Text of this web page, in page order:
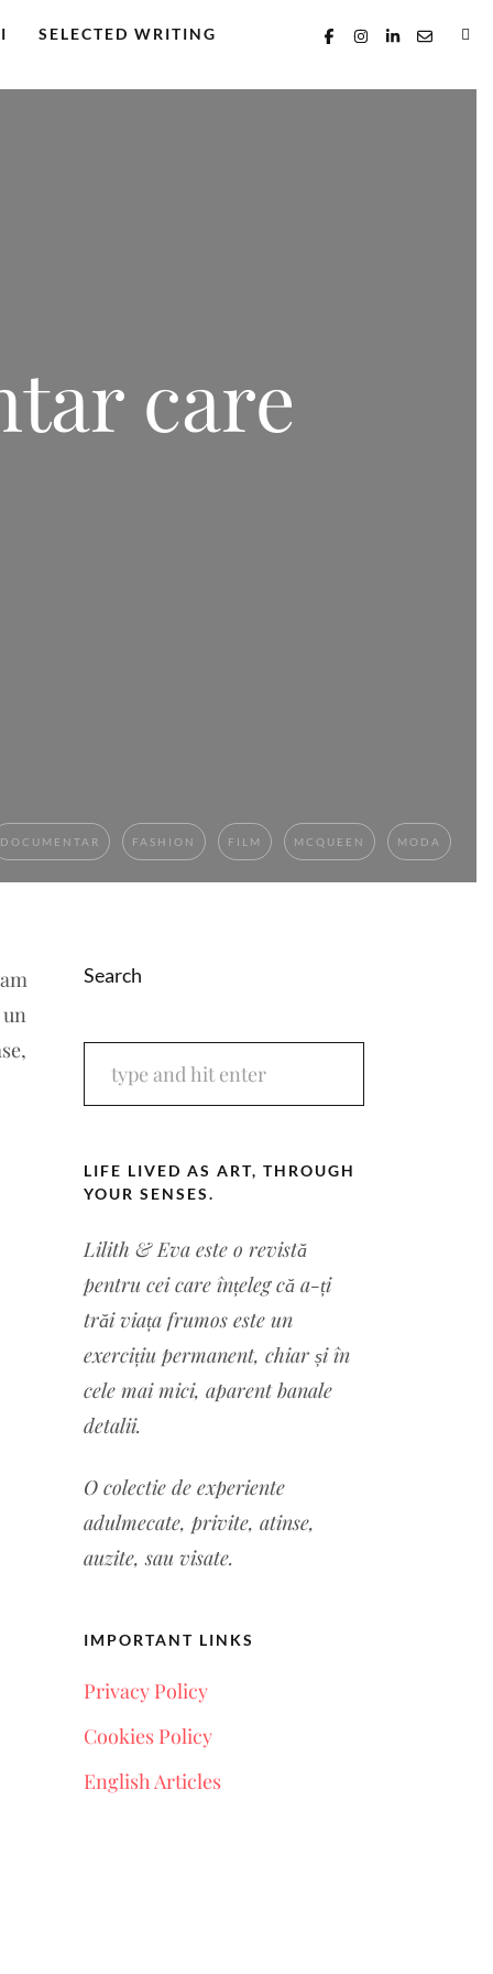
SELECTED WRITING
care
DOCUMENTAR FASHION FILM MCQUEEN MODA
Search
LIFE LIVED AS ART, THROUGH
YOUR SENSES.
Lilith & Eva este o revistă
pentru cei care înțeleg că a-ți
trăi viața frumos este un
exercițiu permanent, chiar și în
cele mai mici, aparent banale
detalii.
O colectie de experiente
adulmecate, privite, atinse,
auzite, sau visate.
IMPORTANT LINKS
Privacy Policy
Cookies Policy
English Articles